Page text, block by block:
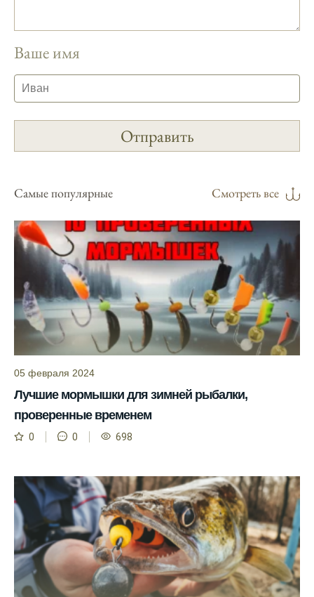
выбирать оптимальное время для рыбной
подходящее время для ловли хищной
рыбы.
Информация о каждом типе рыбы в
приложении помогает выбрать наилучшие
места для рыбалки.
Прогноз клева учитывает влияние лунных
фаз и погодных условий на активность
Узнайте вероятности успешной ловли на
ближайшие дни с прогнозом клева.
График клева рыбы зависит от фаз луны и
погоды.
ловли в разных водоемах, опираясь на
прогноз клева.
Зависимость активности рыбы от
температуры воды учитывается в прогнозе
клева.
Лучше всего ловить рыбу в период
Ваше имя
Самые популярные Смотреть все
05 февраля 2024
Лучшие мормышки для зимней рыбалки,
проверенные временем
0 0 698